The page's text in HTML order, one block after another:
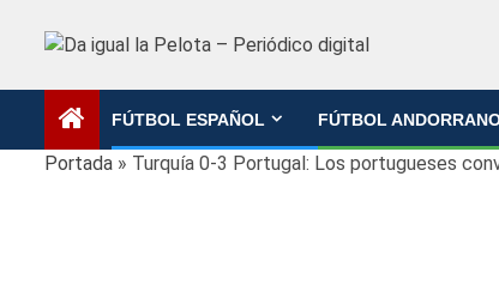
FÚTBOL ESPAÑOL FÚTBOL
Portada » Turquía 0-3 Portugal: Los portugueses